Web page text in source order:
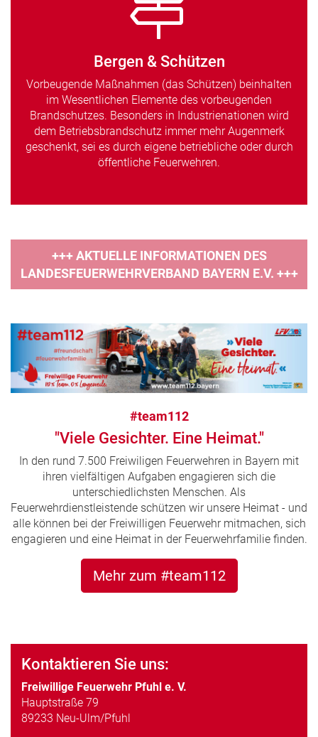
Bergen & Schützen
Vorbeugende Maßnahmen (das Schützen) beinhalten
im Wesentlichen Elemente des vorbeugenden
Brandschutzes. Besonders in Industrienationen wird
dem Betriebsbrandschutz immer mehr Augenmerk
geschenkt, sei es durch eigene betriebliche oder durch
öffentliche Feuerwehren.
+++ AKTUELLE INFORMATIONEN DES
LANDESFEUERWEHRVERBAND BAYERN E.V. +++
#team112
"Viele Gesichter. Eine Heimat."
In den rund 7.500 Freiwiligen Feuerwehren in Bayern mit
ihren vielfältigen Aufgaben engagieren sich die
unterschiedlichsten Menschen. Als
Feuerwehrdienstleistende schützen wir unsere Heimat - und
alle können bei der Freiwilligen Feuerwehr mitmachen, sich
engagieren und eine Heimat in der Feuerwehrfamilie finden.
Mehr zum #team112
Kontaktieren Sie uns:
Freiwillige Feuerwehr Pfuhl e. V.
Hauptstraße 79
89233 Neu-Ulm/Pfuhl